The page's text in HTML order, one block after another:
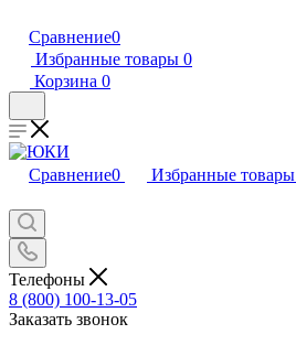
Сравнение0
Избранные товары 0
Корзина 0
Сравнение0 Избранные товары
Телефоны
8 (800) 100-13-05
Заказать звонок